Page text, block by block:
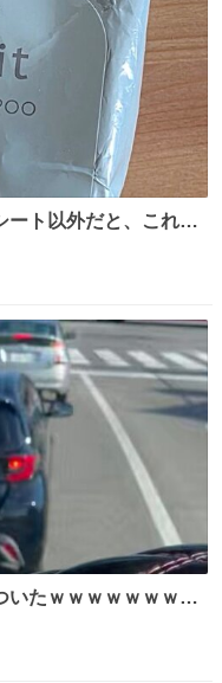
ート以外だと、これが
に #生活は踊る で紹
もオススメだ。ドラ
足首筋がんがん拭いて
いたｗｗｗｗｗｗｗｗ